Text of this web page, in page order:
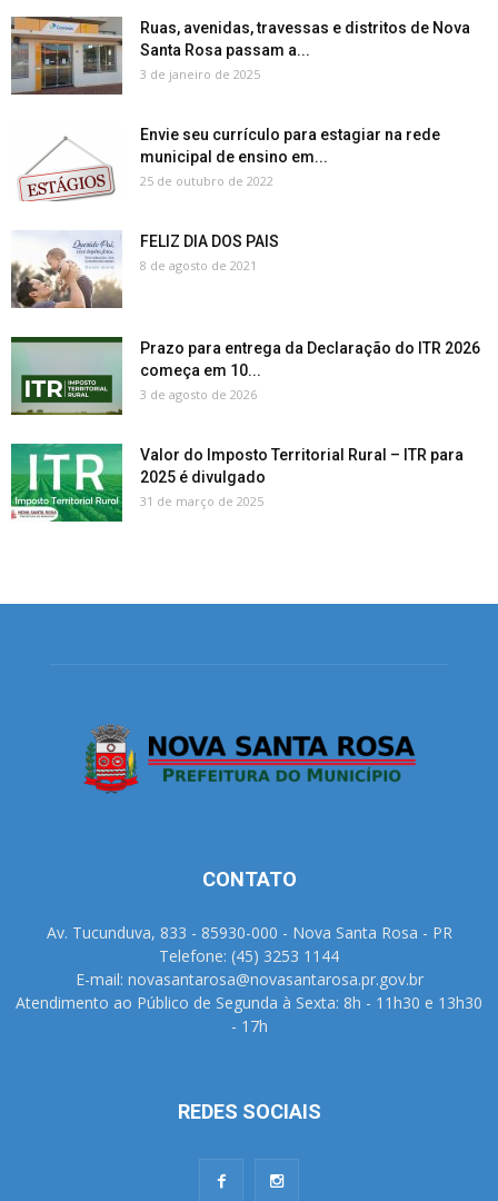
Ruas, avenidas, travessas e distritos de Nova
Santa Rosa passam a...
3 de janeiro de 2025
Envie seu currículo para estagiar na rede
municipal de ensino em...
25 de outubro de 2022
FELIZ DIA DOS PAIS
8 de agosto de 2021
Prazo para entrega da Declaração do ITR 2026
começa em 10...
3 de agosto de 2026
Valor do Imposto Territorial Rural – ITR para
2025 é divulgado
31 de março de 2025
CONTATO
Av. Tucunduva, 833 - 85930-000 - Nova Santa Rosa - PR
Telefone: (45) 3253 1144
E-mail: novasantarosa@novasantarosa.pr.gov.br
Atendimento ao Público de Segunda à Sexta: 8h - 11h30 e 13h30
- 17h
REDES SOCIAIS